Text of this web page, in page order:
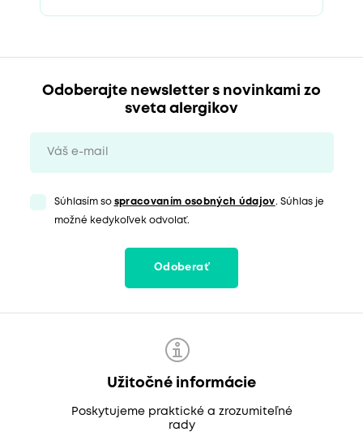
Odoberajte newsletter s novinkami zo
sveta alergikov
Súhlasím so spracovaním osobných údajov. Súhlas je
možné kedykoľvek odvolať.
Odoberať
Užitočné informácie
Poskytujeme praktické a zrozumiteľné
rady